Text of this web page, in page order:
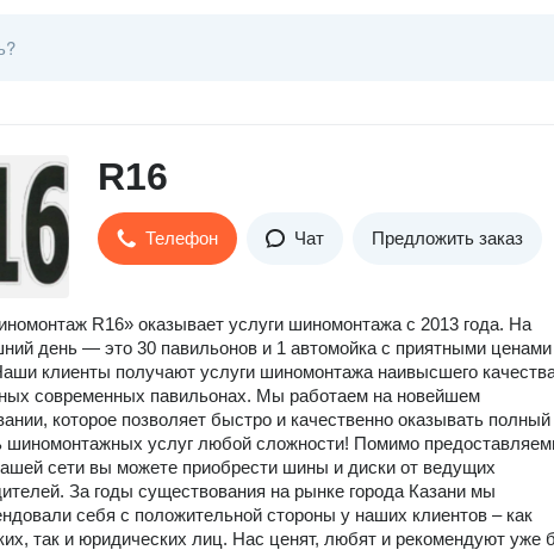
R16
Телефон Чат Предложить заказ
R16» оказывает услуги шиномонтажа с 2013 года. На
день — это 30 павильонов и 1 автомойка с приятными
клиенты получают услуги шиномонтажа наивысшего
современных павильонах. Мы работаем на новейшем
которое позволяет быстро и качественно оказывать полный
шиномонтажных услуг любой сложности! Помимо
сети вы можете приобрести шины и диски от ведущих
За годы существования на рынке города Казани мы
себя с положительной стороны у наших клиентов – как
так и юридических лиц. Нас ценят, любят и рекомендуют уже